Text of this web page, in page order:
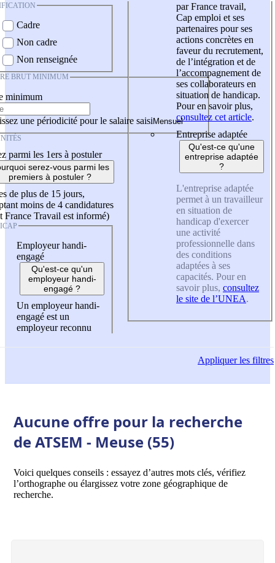
Cadre
Non cadre
Non renseignée
BRUT MINIMUM
minimum
une périodicité pour le salaire saisi
parmi les 1ers à postuler
serez-vous parmi les
premiers à postuler ?
de plus de 15 jours,
moins de 4 candidatures
France Travail est informé)
Employeur handi-
engagé
Qu'est-ce qu'un
employeur handi-
engagé ?
Un employeur handi-
engagé est un
employeur reconnu
par France travail,
Cap emploi et ses
partenaires pour ses
actions concrètes en
faveur du recrutement,
de l’intégration et de
l’accompagnement de
ses collaborateurs en
situation de handicap.
Pour en savoir plus,
consultez cet article.
Entreprise adaptée
Qu'est-ce qu'une
entreprise adaptée
?
L'entreprise adaptée
permet à un travailleur
en situation de
handicap d'exercer
une activité
professionnelle dans
des conditions
adaptées à ses
capacités. Pour en
savoir plus, consultez
le site de l’UNEA.
Appliquerles filtres
Aucune offre pour la recherche
de ATSEM - Meuse (55)
Voici quelques conseils : essayez d’autres mots clés, vérifiez
l’orthographe ou élargissez votre zone géographique de
recherche.